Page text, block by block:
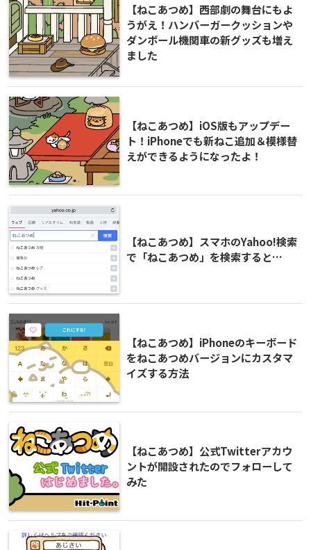
【ねこあつめ】西部劇の舞台にもよ
うがえ！ハンバーガークッションや
ダンボール機関車の新グッズも増え
ました
【ねこあつめ】iOS版もアップデー
ト！iPhoneでも新ねこ追加＆模様替
えができるようになったよ！
【ねこあつめ】スマホのYahoo!検索
で「ねこあつめ」を検索すると…
【ねこあつめ】iPhoneのキーボード
をねこあつめバージョンにカスタマ
イズする方法
【ねこあつめ】公式Twitterアカウ
ントが開設されたのでフォローして
みた